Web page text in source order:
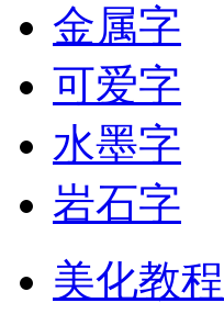
金属字
可爱字
水墨字
岩石字
美化教程